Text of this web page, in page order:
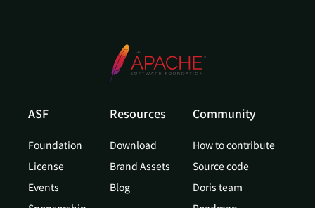
ASF
Foundation
License
Events
Resources
Download
Brand Assets
Blog
Community
How to contribute
Source code
Doris team